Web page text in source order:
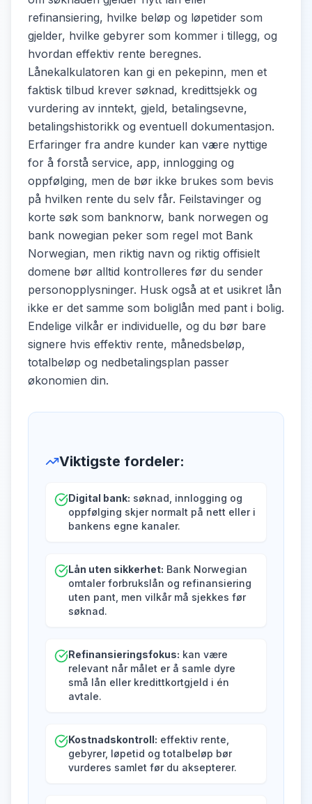
refinansiering, hvilke beløp og løpetider som
gjelder, hvilke gebyrer som kommer i tillegg, og
hvordan effektiv rente beregnes.
Lånekalkulatoren kan gi en pekepinn, men et
faktisk tilbud krever søknad, kredittsjekk og
vurdering av inntekt, gjeld, betalingsevne,
betalingshistorikk og eventuell dokumentasjon.
Erfaringer fra andre kunder kan være nyttige
for å forstå service, app, innlogging og
oppfølging, men de bør ikke brukes som bevis
på hvilken rente du selv får. Feilstavinger og
korte søk som banknorw, bank norwegen og
bank nowegian peker som regel mot Bank
Norwegian, men riktig navn og riktig offisielt
domene bør alltid kontrolleres før du sender
personopplysninger. Husk også at et usikret lån
ikke er det samme som boliglån med pant i bolig.
Endelige vilkår er individuelle, og du bør bare
signere hvis effektiv rente, månedsbeløp,
totalbeløp og nedbetalingsplan passer
økonomien din.
Viktigste fordeler:
Digital bank: søknad, innlogging og
oppfølging skjer normalt på nett eller i
bankens egne kanaler.
Lån uten sikkerhet: Bank Norwegian
omtaler forbrukslån og refinansiering
uten pant, men vilkår må sjekkes før
søknad.
Refinansieringsfokus: kan være
relevant når målet er å samle dyre
små lån eller kredittkortgjeld i én
avtale.
Kostnadskontroll: effektiv rente,
gebyrer, løpetid og totalbeløp bør
vurderes samlet før du aksepterer.